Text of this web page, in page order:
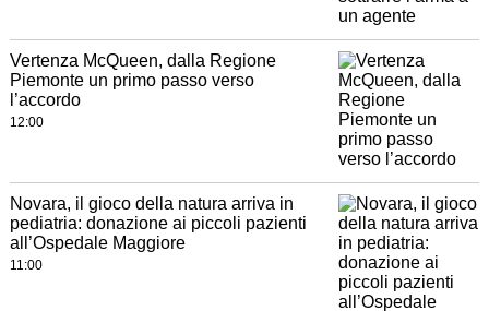
Vertenza McQueen, dalla Regione
Piemonte un primo passo verso
l’accordo
12:00
Novara, il gioco della natura arriva in
pediatria: donazione ai piccoli pazienti
all’Ospedale Maggiore
11:00